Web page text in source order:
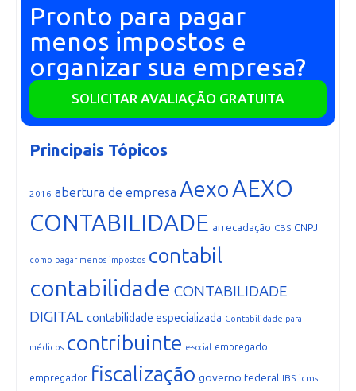
Pronto para pagar
menos impostos e
organizar sua empresa?
SOLICITAR AVALIAÇÃO GRATUITA
Principais Tópicos
2016 abertura de empresa AexoAEXO
CONTABILIDADE arrecadação CBS CNPJ
como pagar menos impostos contabil
contabilidade CONTABILIDADE
DIGITAL contabilidade especializada Contabilidade para
médicos contribuinte e-social empregado
empregador fiscalização governo federal IBS icms